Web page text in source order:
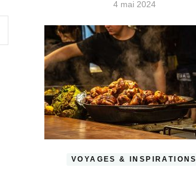
4 mai 2024
VOYAGES & INSPIRATIONS